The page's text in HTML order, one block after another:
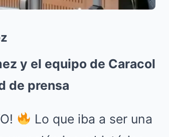
y el equipo de Caracol
de prensa
Lo que iba a ser una